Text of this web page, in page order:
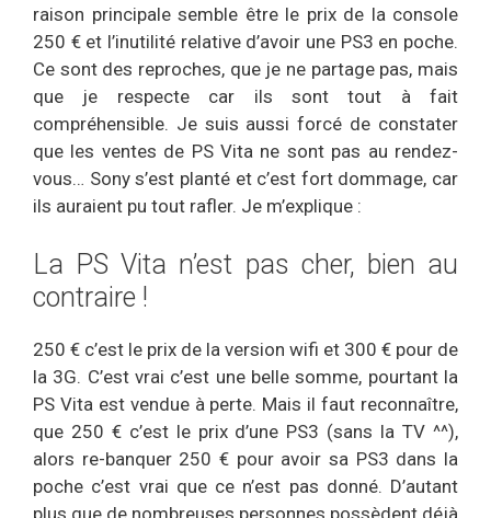
raison principale semble être le prix de la console
250 € et l’inutilité relative d’avoir une PS3 en poche.
Ce sont des reproches, que je ne partage pas, mais
que je respecte car ils sont tout à fait
compréhensible. Je suis aussi forcé de constater
que les ventes de PS Vita ne sont pas au rendez-
vous… Sony s’est planté et c’est fort dommage, car
ils auraient pu tout rafler. Je m’explique :
La PS Vita n’est pas cher, bien au
contraire !
250 € c’est le prix de la version wifi et 300 € pour de
la 3G. C’est vrai c’est une belle somme, pourtant la
PS Vita est vendue à perte. Mais il faut reconnaître,
que 250 € c’est le prix d’une PS3 (sans la TV ^^),
alors re-banquer 250 € pour avoir sa PS3 dans la
poche c’est vrai que ce n’est pas donné. D’autant
plus que de nombreuses personnes possèdent déjà